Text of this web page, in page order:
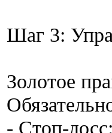
Шаг 3:
Золотое
- Стоп-